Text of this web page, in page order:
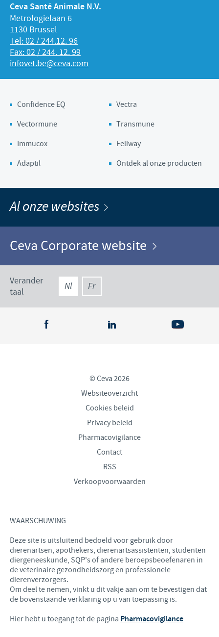
Ceva Santé Animale N.V.
Metrologielaan 6
1130 Brussel
Tel: 02 / 244.12. 96
Fax: 02 / 244. 12. 99
infovet.be@ceva.com
Confidence EQ
Vectra
Vectormune
Transmune
Immucox
Feliway
Adaptil
Ontdek al onze producten
Al onze websites
Ceva Corporate website
Verander
taal
Nl Fr
© Ceva 2026
Websiteoverzicht
Cookies beleid
Privacy beleid
Pharmacovigilance
Contact
RSS
Verkoopvoorwaarden
WAARSCHUWING
Deze site is uitsluitend bedoeld voor gebruik door
dierenartsen, apothekers, dierenartsassistenten, studenten
diergeneeskunde, SQP's of andere beroepsbeoefenaren in
de veterinaire gezondheidszorg en professionele
dierenverzorgers.
Om deel te nemen, vinkt u dit vakje aan om te bevestigen dat
de bovenstaande verklaring op u van toepassing is.
Hier hebt u toegang tot de pagina Pharmacovigilance